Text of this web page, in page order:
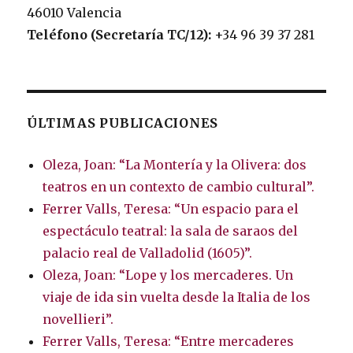
46010 Valencia
Teléfono (Secretaría TC/12): +34 96 39 37 281
ÚLTIMAS PUBLICACIONES
Oleza, Joan: “La Montería y la Olivera: dos
teatros en un contexto de cambio cultural”.
Ferrer Valls, Teresa: “Un espacio para el
espectáculo teatral: la sala de saraos del
palacio real de Valladolid (1605)”.
Oleza, Joan: “Lope y los mercaderes. Un
viaje de ida sin vuelta desde la Italia de los
novellieri”.
Ferrer Valls, Teresa: “Entre mercaderes